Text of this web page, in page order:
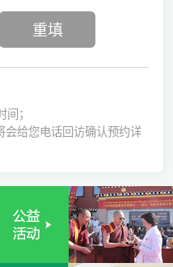
；
会给您电话回访确认预约详